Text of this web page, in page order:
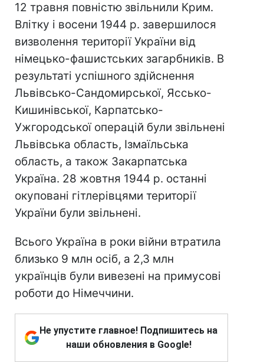
12 травня повністю звільнили Крим.
Влітку і восени 1944 р. завершилося
визволення території України від
німецько-фашистських загарбників. В
результаті успішного здійснення
Львівсько-Сандомирської, Яссько-
Кишинівської, Карпатсько-
Ужгородської операцій були звільнені
Львівська область, Ізмаїльська
область, a також Закарпатська
Україна. 28 жовтня 1944 р. останні
окуповані гітлерівцями території
України були звільнені.
Всього Україна в роки війни втратила
близько 9 млн осіб, а 2,3 млн
українців були вивезені на примусові
роботи до Німеччини.
Не упустите главное! Подпишитесь на
наши обновления в Google!